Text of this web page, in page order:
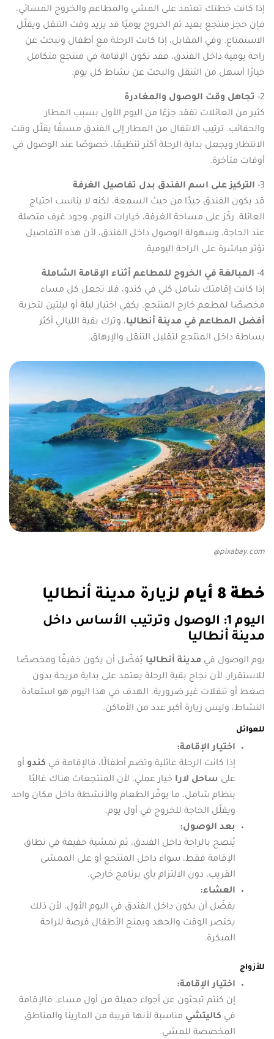
إذا كانت خطتك تعتمد على المشي والمطاعم والخروج المسائي،
فإن حجز منتجع بعيد ثم الخروج يوميًا قد يزيد وقت التنقل ويقلّل
الاستمتاع. وفي المقابل، إذا كانت الرحلة مع أطفال وتبحث عن
راحة يومية داخل الفندق، فقد تكون الإقامة في منتجع متكامل
خيارًا أسهل من التنقل والبحث عن نشاط كل يوم.
2-
تجاهل وقت الوصول والمغادرة
كثير من العائلات تفقد جزءًا من اليوم الأول بسبب المطار
والحقائب. ترتيب الانتقال من المطار إلى الفندق مسبقًا يقلّل وقت
الانتظار ويجعل بداية الرحلة أكثر تنظيمًا، خصوصًا عند الوصول في
أوقات متأخرة.
3-
التركيز على اسم الفندق بدل تفاصيل الغرفة
قد يكون الفندق جيدًا من حيث السمعة، لكنه لا يناسب احتياج
العائلة. ركّز على مساحة الغرفة، خيارات النوم، وجود غرف متصلة
عند الحاجة، وسهولة الوصول داخل الفندق، لأن هذه التفاصيل
تؤثر مباشرة على الراحة اليومية.
4- المبالغة في الخروج للمطاعم أثناء الإقامة الشاملة
إذا كانت إقامتك شامل كلي في كندو، فلا تجعل كل مساء
مخصصًا لمطعم خارج المنتجع. يكفي اختيار ليلة أو ليلتين لتجربة
أفضل المطاعم في مدينة أنطاليا، وترك بقية الليالي أكثر
بساطة داخل المنتجع لتقليل التنقل والإرهاق.
pixabay.com@
خطة 8 أيام لزيارة مدينة أنطاليا
اليوم 1: الوصول وترتيب الأساس داخل
مدينة أنطاليا
يوم الوصول في مدينة أنطاليا يُفضّل أن يكون خفيفًا ومخصصًا
للاستقرار، لأن نجاح بقية الرحلة يعتمد على بداية مريحة بدون
ضغط أو تنقلات غير ضرورية. الهدف في هذا اليوم هو استعادة
النشاط، وليس زيارة أكبر عدد من الأماكن.
للعوائل
اختيار الإقامة:
إذا كانت الرحلة عائلية وتضم أطفالًا، فالإقامة في كندو أو
على ساحل لارا خيار عملي، لأن المنتجعات هناك غالبًا
بنظام شامل، ما يوفّر الطعام والأنشطة داخل مكان واحد
ويقلّل الحاجة للخروج في أول يوم.
بعد الوصول:
يُنصح بالراحة داخل الفندق، ثم تمشية خفيفة في نطاق
الإقامة فقط، سواء داخل المنتجع أو على الممشى
القريب، دون الالتزام بأي برنامج خارجي.
العشاء:
يفضّل أن يكون داخل الفندق في اليوم الأول، لأن ذلك
يختصر الوقت والجهد ويمنح الأطفال فرصة للراحة
المبكرة.
للأزواج
اختيار الإقامة:
إن كنتم تبحثون عن أجواء جميلة من أول مساء، فالإقامة
في كاليتشي مناسبة لأنها قريبة من المارينا والمناطق
المخصصة للمشي.